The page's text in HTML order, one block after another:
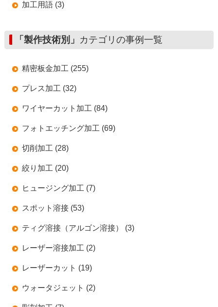
加工用語 (3)
「製作技術別」 カテゴリの事例一覧
精密板金加工 (255)
プレス加工 (32)
ワイヤーカット加工 (84)
フォトエッチング加工 (69)
切削加工 (28)
絞り加工 (20)
ヒュージング加工 (7)
スポット溶接 (53)
ティグ溶接（アルゴン溶接） (3)
レーザー溶接加工 (2)
レーザーカット (19)
ウォータジェット (2)